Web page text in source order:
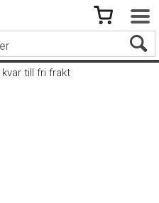
kvar till fri frakt